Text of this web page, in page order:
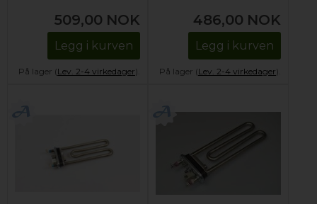
509,00 NOK
Legg i kurven
På lager (Lev. 2-4 virkedager).
486,00 NOK
Legg i kurven
På lager (Lev. 2-4 virkedager).